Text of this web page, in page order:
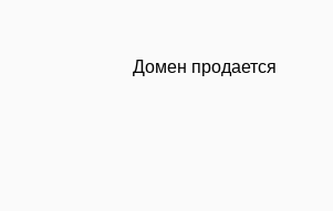
Домен продается